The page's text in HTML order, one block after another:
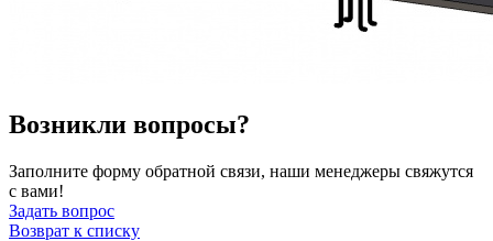
Возникли вопросы?
Заполните форму обратной связи, наши менеджеры свяжутся
с вами!
Задать вопрос
Возврат к списку